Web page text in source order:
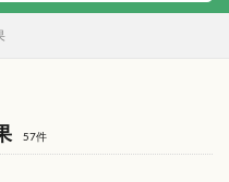
57件